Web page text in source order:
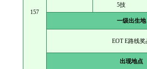
157
5技
一级出生地
EOT E路线奖
出现地点